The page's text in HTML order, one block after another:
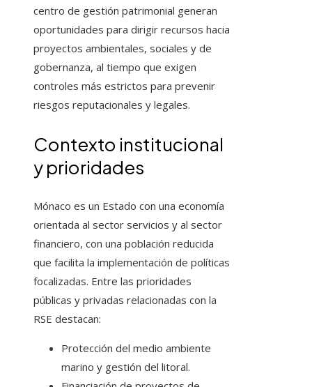
centro de gestión patrimonial generan
oportunidades para dirigir recursos hacia
proyectos ambientales, sociales y de
gobernanza, al tiempo que exigen
controles más estrictos para prevenir
riesgos reputacionales y legales.
Contexto institucional
y prioridades
Mónaco es un Estado con una economía
orientada al sector servicios y al sector
financiero, con una población reducida
que facilita la implementación de políticas
focalizadas. Entre las prioridades
públicas y privadas relacionadas con la
RSE destacan:
Protección del medio ambiente
marino y gestión del litoral.